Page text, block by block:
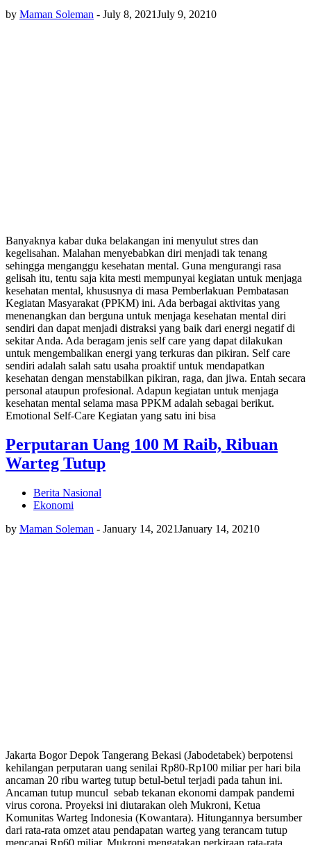
by Maman Soleman - July 8, 2021July 9, 20210
Banyaknya kabar duka belakangan ini menyulut stres dan
kegelisahan. Malahan menyebabkan diri menjadi tak tenang
sehingga menganggu kesehatan mental. Guna mengurangi rasa
gelisah itu, tentu saja kita mesti mempunyai kegiatan untuk menjaga
kesehatan mental, khususnya di masa Pemberlakuan Pembatasan
Kegiatan Masyarakat (PPKM) ini. Ada berbagai aktivitas yang
menenangkan dan berguna untuk menjaga kesehatan mental diri
sendiri dan dapat menjadi distraksi yang baik dari energi negatif di
sekitar Anda. Ada beragam jenis self care yang dapat dilakukan
untuk mengembalikan energi yang terkuras dan pikiran. Self care
sendiri adalah salah satu usaha proaktif untuk mendapatkan
kesehatan dengan menstabilkan pikiran, raga, dan jiwa. Entah secara
personal ataupun profesional. Adapun kegiatan untuk menjaga
kesehatan mental selama masa PPKM adalah sebagai berikut.
Emotional Self-Care Kegiatan yang satu ini bisa
Perputaran Uang 100 M Raib, Ribuan
Warteg Tutup
Berita Nasional
Ekonomi
by Maman Soleman - January 14, 2021January 14, 20210
Jakarta Bogor Depok Tangerang Bekasi (Jabodetabek) berpotensi
kehilangan perputaran uang senilai Rp80-Rp100 miliar per hari bila
ancaman 20 ribu warteg tutup betul-betul terjadi pada tahun ini.
Ancaman tutup muncul sebab tekanan ekonomi dampak pandemi
virus corona. Proyeksi ini diutarakan oleh Mukroni, Ketua
Komunitas Warteg Indonesia (Kowantara). Hitungannya bersumber
dari rata-rata omzet atau pendapatan warteg yang terancam tutup